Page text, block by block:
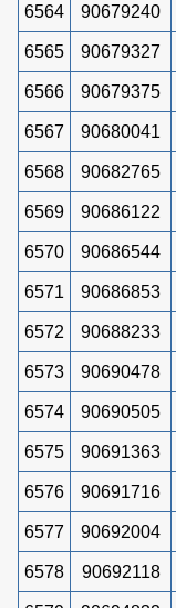
6564 90679240
6565 90679327
6566 90679375
6567 90680041
6568 90682765
6569 90686122
6570 90686544
6571 90686853
6572 90688233
6573 90690478
6574 90690505
6575 90691363
6576 90691716
6577 90692004
6578 90692118